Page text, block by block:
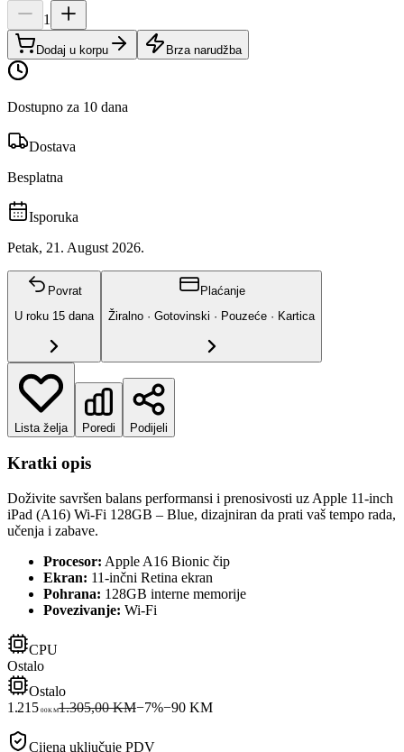
1
Dodaj u korpu Brza narudžba
Dostupno za 10 dana
Dostava
Besplatna
Isporuka
Petak, 21. August 2026.
Povrat
U roku 15 dana
Plaćanje
Žiralno · Gotovinski · Pouzeće · Kartica
Lista želja Poredi Podijeli
Kratki opis
Doživite savršen balans performansi i prenosivosti uz Apple 11-inch
iPad (A16) Wi-Fi 128GB – Blue, dizajniran da prati vaš tempo rada,
učenja i zabave.
Procesor: Apple A16 Bionic čip
Ekran: 11-inčni Retina ekran
Pohrana: 128GB interne memorije
Povezivanje: Wi-Fi
CPU
Ostalo
Ostalo
1.215 00KM1.305,00 KM−7%−90KM
Cijena uključuje PDV